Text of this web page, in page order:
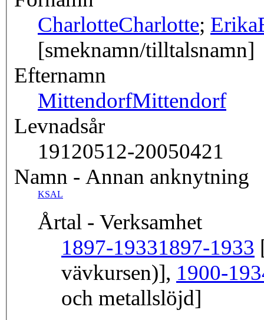
CharlotteCharlotte; Erika
[smeknamn/tilltalsnamn]
Efternamn
MittendorfMittendorf
Levnadsår
19120512-20050421
Namn - Annan anknytning
KSAL
Årtal - Verksamhet
1897-19331897-1933
vävkursen)], 1900-
och metallslöjd]